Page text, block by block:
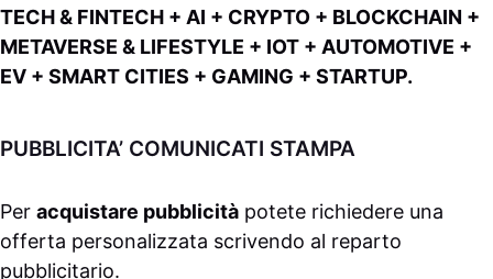
TECH & FINTECH + AI + CRYPTO + BLOCKCHAIN +
METAVERSE & LIFESTYLE + IOT + AUTOMOTIVE +
EV + SMART CITIES + GAMING + STARTUP.
PUBBLICITA’ COMUNICATI STAMPA
Per acquistare pubblicità potete richiedere una
offerta personalizzata scrivendo al reparto
pubblicitario.